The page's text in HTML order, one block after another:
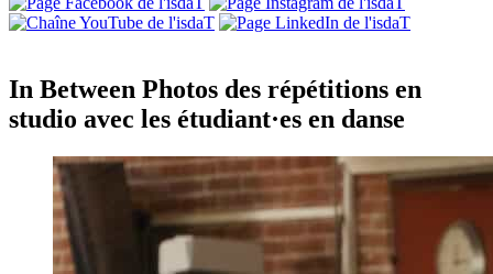
In Between Photos des répétitions en
studio avec les étudiant·es en danse